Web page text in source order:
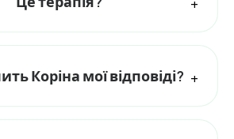
Коріна мої відповіді? +